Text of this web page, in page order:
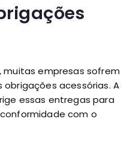
empresas sofrem
acessórias. A
essas entregas para
com o